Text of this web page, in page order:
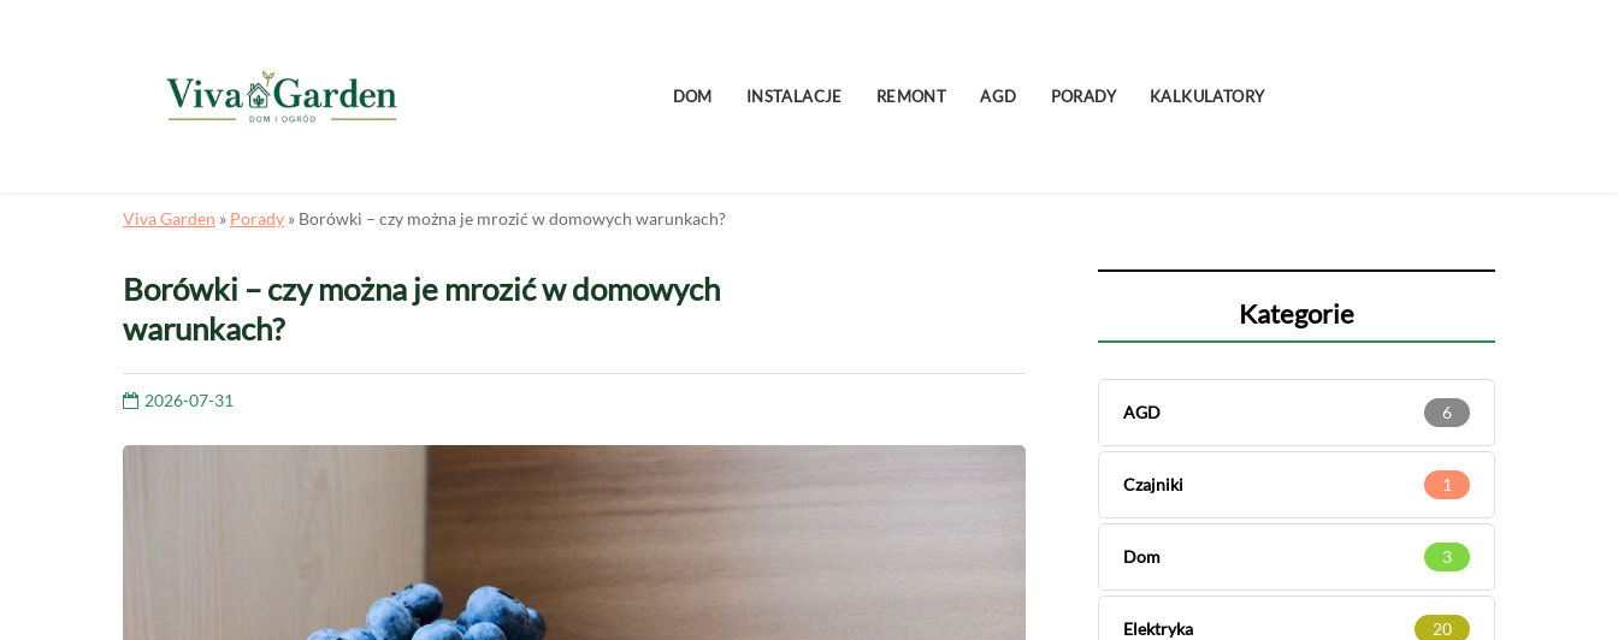
DOM INSTALACJE REMONT AGD PORADY KALKULATORY
Viva Garden » Porady » Borówki – czy można je mrozić w domowych warunkach?
Borówki – czy można je mrozić w domowych
warunkach?
2026-07-31
Kategorie
AGD 6
Czajniki 1
Dom 3
Elektryka 20